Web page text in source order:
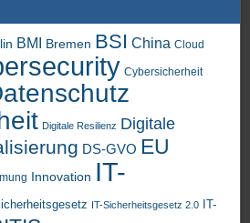
BMI Bremen BSI China Cloud
Cybersicherheit
Digitale Resilienz Digitale
DS-GVO EU
Innovation IT-
IT-Sicherheitsgesetz 2.0
IT-